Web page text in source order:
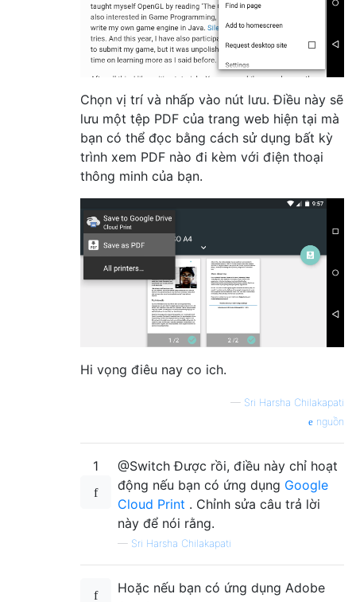
Chọn vị trí và nhấp vào nút lưu. Điều này sẽ
lưu một tệp PDF của trang web hiện tại mà
bạn có thể đọc bằng cách sử dụng bất kỳ
trình xem PDF nào đi kèm với điện thoại
thông minh của bạn.
Hi vọng điêu nay co ich.
— Sri Harsha Chilakapati
nguồn
1
@Switch Được rồi, điều này chỉ hoạt
động nếu bạn có ứng dụng Google
Cloud Print . Chỉnh sửa câu trả lời
này để nói rằng.
— Sri Harsha Chilakapati
Hoặc nếu bạn có ứng dụng Adobe